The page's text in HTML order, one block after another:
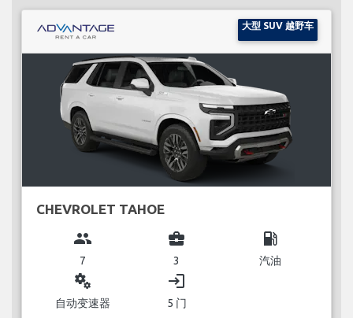
大型 SUV 越野车
CHEVROLET TAHOE
group
7
business_center
3
local_gas_station
汽油
miscellaneous_services
自动变速器
login
5 门